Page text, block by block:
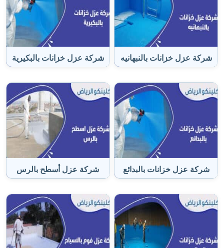
شركة عزل خزانات بالنبهانيه شركة عزل خزانات بالبكيرية
شركة عزل خزانات بالبدائع شركة عزل أسطح بالرس